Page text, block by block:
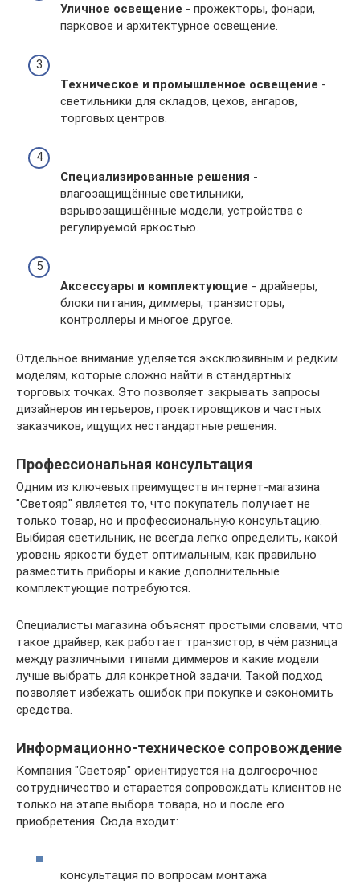
Уличное освещение - прожекторы, фонари,
парковое и архитектурное освещение.
Техническое и промышленное освещение -
светильники для складов, цехов, ангаров,
торговых центров.
Специализированные решения -
влагозащищённые светильники,
взрывозащищённые модели, устройства с
регулируемой яркостью.
Аксессуары и комплектующие - драйверы,
блоки питания, диммеры, транзисторы,
контроллеры и многое другое.
Отдельное внимание уделяется эксклюзивным и редким
моделям, которые сложно найти в стандартных
торговых точках. Это позволяет закрывать запросы
дизайнеров интерьеров, проектировщиков и частных
заказчиков, ищущих нестандартные решения.
Профессиональная консультация
Одним из ключевых преимуществ интернет-магазина
"Светояр" является то, что покупатель получает не
только товар, но и профессиональную консультацию.
Выбирая светильник, не всегда легко определить, какой
уровень яркости будет оптимальным, как правильно
разместить приборы и какие дополнительные
комплектующие потребуются.
Специалисты магазина объяснят простыми словами, что
такое драйвер, как работает транзистор, в чём разница
между различными типами диммеров и какие модели
лучше выбрать для конкретной задачи. Такой подход
позволяет избежать ошибок при покупке и сэкономить
средства.
Информационно-техническое сопровождение
Компания "Светояр" ориентируется на долгосрочное
сотрудничество и старается сопровождать клиентов не
только на этапе выбора товара, но и после его
приобретения. Сюда входит:
консультация по вопросам монтажа